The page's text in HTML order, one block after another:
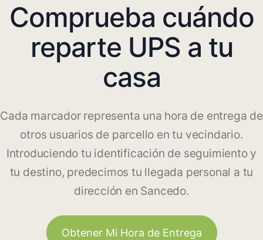
Comprueba cuándo
reparte UPS a tu
casa
Cada marcador representa una hora de entrega de
otros usuarios de parcello en tu vecindario.
Introduciendo tu identificación de seguimiento y
tu destino, predecimos tu llegada personal a tu
dirección en Sancedo.
Obtener Mi Hora de Entrega